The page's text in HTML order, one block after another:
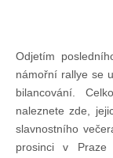
Oznámení
Členské
Odjetím
námořní rallye se
bilancování.
naleznete zde,
slavnostního
prosinci v Praze